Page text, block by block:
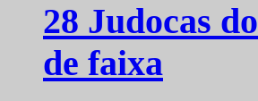
28 Judocas
de faixa